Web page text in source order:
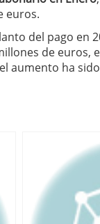
euros.
del pago en
de euros,
aumento ha sido